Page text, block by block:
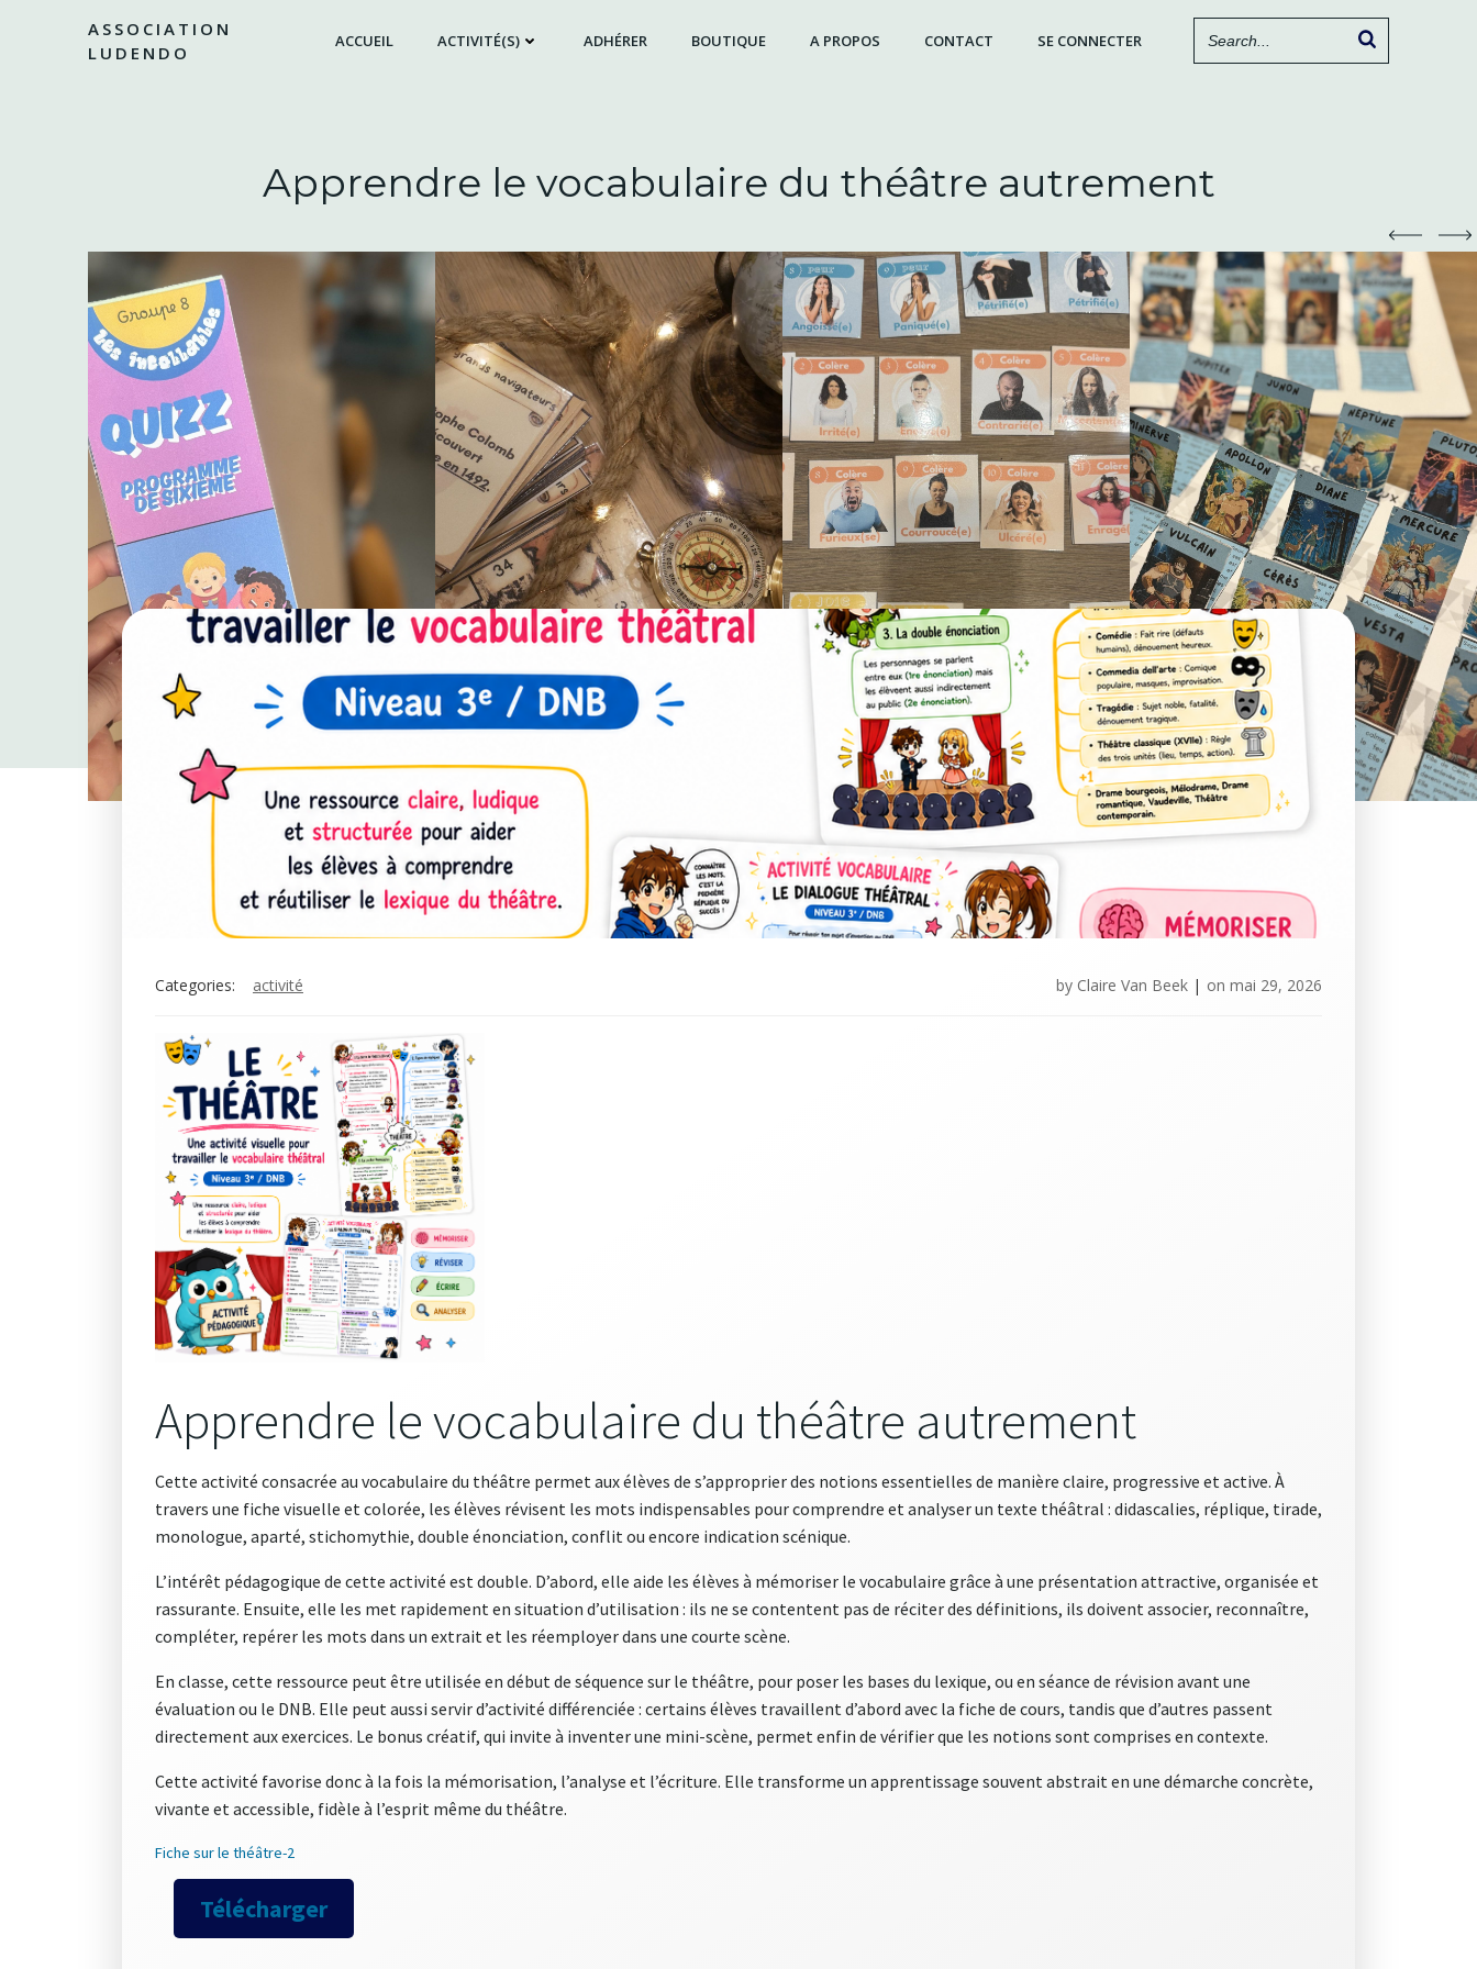
ASSOCIATION
LUDENDO
ACCUEIL ACTIVITÉ(S) ADHÉRER BOUTIQUE A PROPOS CONTACT SE CONNECTER
Apprendre le vocabulaire du théâtre autrement
Categories: activité by Claire Van Beek | on mai 29, 2026
Apprendre le vocabulaire du théâtre autrement
Cette activité consacrée au vocabulaire du théâtre permet aux élèves de s’approprier des notions essentielles de manière claire, progressive et active. À
travers une fiche visuelle et colorée, les élèves révisent les mots indispensables pour comprendre et analyser un texte théâtral : didascalies, réplique, tirade,
monologue, aparté, stichomythie, double énonciation, conflit ou encore indication scénique.
L’intérêt pédagogique de cette activité est double. D’abord, elle aide les élèves à mémoriser le vocabulaire grâce à une présentation attractive, organisée et
rassurante. Ensuite, elle les met rapidement en situation d’utilisation : ils ne se contentent pas de réciter des définitions, ils doivent associer, reconnaître,
compléter, repérer les mots dans un extrait et les réemployer dans une courte scène.
En classe, cette ressource peut être utilisée en début de séquence sur le théâtre, pour poser les bases du lexique, ou en séance de révision avant une
évaluation ou le DNB. Elle peut aussi servir d’activité différenciée : certains élèves travaillent d’abord avec la fiche de cours, tandis que d’autres passent
directement aux exercices. Le bonus créatif, qui invite à inventer une mini-scène, permet enfin de vérifier que les notions sont comprises en contexte.
Cette activité favorise donc à la fois la mémorisation, l’analyse et l’écriture. Elle transforme un apprentissage souvent abstrait en une démarche concrète,
vivante et accessible, fidèle à l’esprit même du théâtre.
Fiche sur le théâtre-2
Télécharger